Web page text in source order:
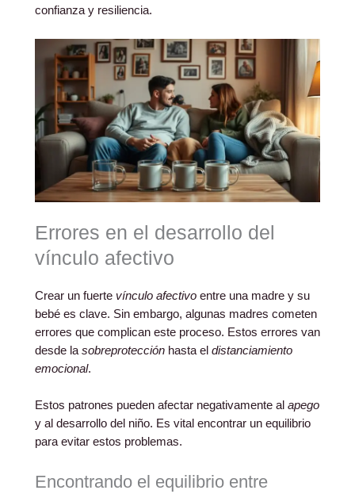
confianza y resiliencia.
Errores en el desarrollo del
vínculo afectivo
Crear un fuerte vínculo afectivo entre una madre y su
bebé es clave. Sin embargo, algunas madres cometen
errores que complican este proceso. Estos errores van
desde la sobreprotección hasta el distanciamiento
emocional.
Estos patrones pueden afectar negativamente al apego
y al desarrollo del niño. Es vital encontrar un equilibrio
para evitar estos problemas.
Encontrando el equilibrio entre